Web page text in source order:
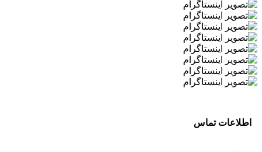
اطلاعات تماس